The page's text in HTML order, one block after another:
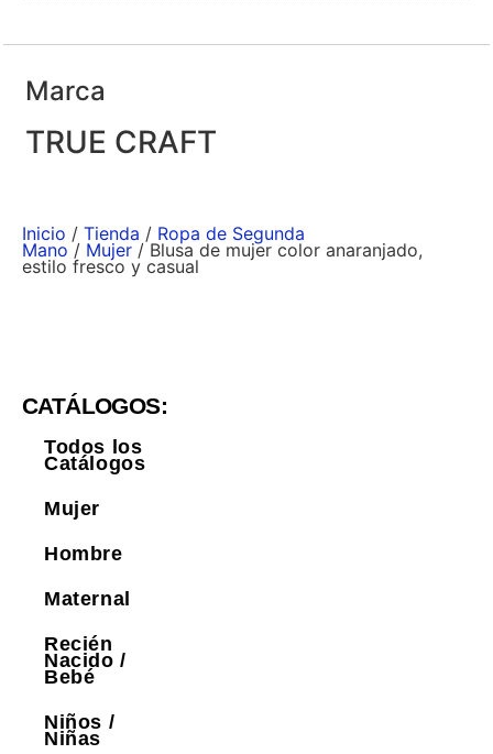
Marca
TRUE CRAFT
Inicio / Tienda / Ropa de Segunda
Mano / Mujer / Blusa de mujer color anaranjado,
estilo fresco y casual
CATÁLOGOS:
Todos los
Catálogos
Mujer
Hombre
Maternal
Recién
Nacido /
Bebé
Niños /
Niñas